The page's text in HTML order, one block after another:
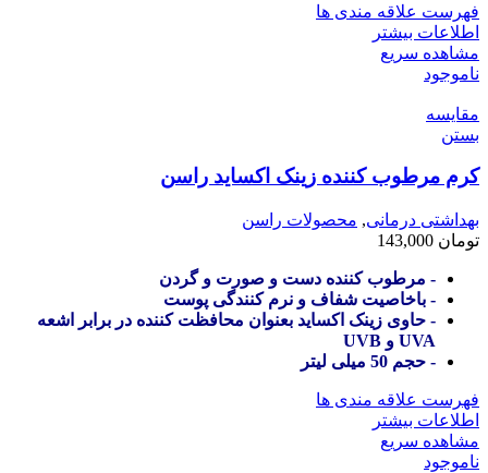
فهرست علاقه مندی ها
اطلاعات بیشتر
مشاهده سریع
ناموجود
مقایسه
بستن
کرم مرطوب کننده زینک اکساید راسن
بهداشتی درمانی, محصولات راسن
تومان
- مرطوب کننده دست و صورت و گردن
- باخاصیت شفاف و نرم کنندگی پوست
- حاوی زینک اکساید بعنوان محافظت کننده در برابر اشعه
UVA و UVB
- حجم 50 میلی لیتر
فهرست علاقه مندی ها
اطلاعات بیشتر
مشاهده سریع
ناموجود